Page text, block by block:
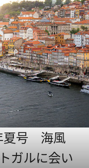
夏号 海風
ガルに会い